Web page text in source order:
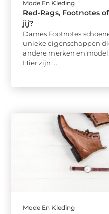
Mode En Kleding
Red-Rags, Footnotes
jij?
Dames Footnotes
unieke eigenschappen
andere merken en
Hier zijn ...
Mode En Kleding